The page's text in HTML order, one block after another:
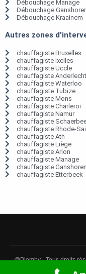
Débouchage Manage
Débouchage
Débouchage Kraainem
Autres zones
chauffagiste Bruxelles
chauffagiste Ixelles
chauffagiste Uccle
chauffagiste Anderlecht
chauffagiste Waterloo
chauffagiste Tubize
chauffagiste Mons
chauffagiste Charleroi
chauffagiste Namur
chauffagiste
chauffagiste Rhode-
chauffagiste Ath
chauffagiste Liège
chauffagiste Arlon
chauffagiste Manage
chauffagiste Ganshoren
chauffagiste Etterbeek
@Plomby - Tous droits
Débouchage